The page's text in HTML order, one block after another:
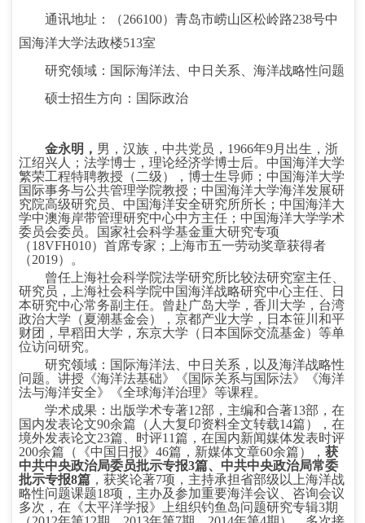
通讯地址：（266100）青岛市崂山区松岭路238号中
国海洋大学法政楼513室
研究领域：国际海洋法、中日关系、海洋战略性问题
硕士招生方向：国际政治
金永明， 男，汉族，中共党员， 1966年9月出生，浙
江绍兴人；法学博士，理论经济学博士后。中国海洋大学
繁荣工程特聘教授（二级），博士生导师；中国海洋大学
国际事务与公共管理学院教授；中国海洋大学海洋发展研
究院高级研究员、中国海洋安全研究所所长；中国海洋大
学中澳海岸带管理研究中心中方主任；中国海洋大学学术
委员会委员。国家社会科学基金重大研究专项
（18VFH010）首席专家；上海市五一劳动奖章获得者
（2019）。
曾任上海社会科学院法学研究所比较法研究室主任、
研究员，上海社会科学院中国海洋战略研究中心主任、日
本研究中心常务副主任。曾赴广岛大学，香川大学，台湾
政治大学（夏潮基金会），京都产业大学，日本笹川和平
财团，早稻田大学，东京大学（日本国际交流基金）等单
位访问研究。
研究领域：国际海洋法、中日关系，以及海洋战略性
问题。讲授《海洋法基础》《国际关系与国际法》《海洋
法与海洋安全》《全球海洋治理》等课程。
学术成果：出版学术专著12部，主编和合著13部，在
国内发表论文90余篇（人大复印资料全文转载14篇），在
境外发表论文23篇、时评11篇，在国内新闻媒体发表时评
200余篇（《中国日报》46篇，新媒体文章60余篇），获
中共中央政治局委员批示专报3篇、中共中央政治局常委
批示专报8篇 ，获奖论著7项，主持承担省部级以上海洋战
略性问题课题18项，主办及参加重要海洋会议、咨询会议
多次，在《太平洋学报》上组织钓鱼岛问题研究专辑3期